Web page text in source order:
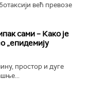
већ превозе
сами – Како је
„епидемију
простор и дуге